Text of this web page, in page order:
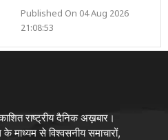
Published On 04 Aug 2026
21:08:53
राष्ट्रीय दैनिक अख़बार।
माध्यम से विश्वसनीय समाचारों,